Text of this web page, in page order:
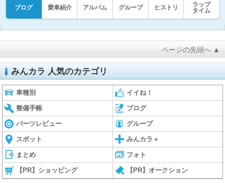
ブログ 愛車紹介 アルバム グループ ヒストリ
ラップ
タイム
ページの先頭へ ▲
みんカラ 人気のカテゴリ
車種別 イイね！
整備手帳 ブログ
パーツレビュー グループ
スポット みんカラ＋
まとめ フォト
【PR】ショッピング 【PR】オークション